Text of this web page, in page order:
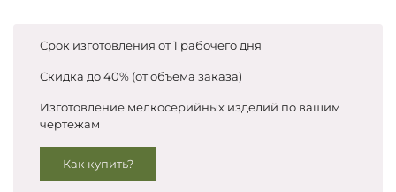
Срок изготовления от 1 рабочего дня
Скидка до 40% (от объема заказа)
Изготовление мелкосерийных изделий по вашим
чертежам
Как купить?